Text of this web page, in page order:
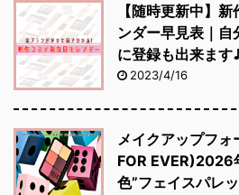
【随時更新中】
ンダー早見表｜
に登録も出来ます
2023/4/16
メイクアップフ
FOR EVER)2026
色”フェイスパレ